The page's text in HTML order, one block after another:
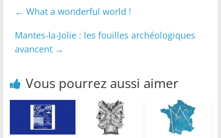
← What a wonderful world !
Mantes-la-Jolie : les fouilles archéologiques
avancent →
Vous pourrez aussi aimer